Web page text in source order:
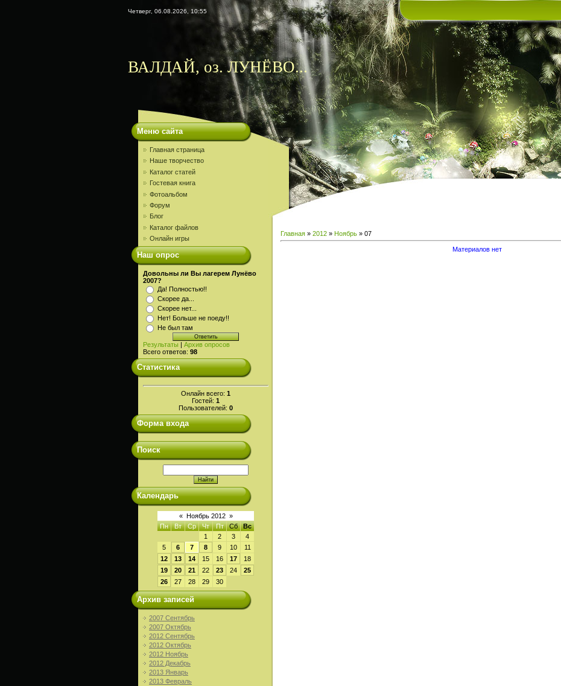
Четверг, 06.08.2026, 10:55
ВАЛДАЙ, оз. ЛУНЁВО...
Меню сайта
Главная страница
Наше творчество
Каталог статей
Гостевая книга
Фотоальбом
Форум
Блог
Каталог файлов
Онлайн игры
Наш опрос
Довольны ли Вы лагерем Лунёво
2007?
Да! Полностью!!
Скорее да...
Скорее нет...
Нет! Больше не поеду!!
Не был там
Результаты | Архив опросов
Всего ответов: 98
Статистика
Онлайн всего: 1
Гостей: 1
Пользователей: 0
Форма входа
Поиск
Календарь
« Ноябрь 2012 »
Пн
Вт Ср Чт Пт Сб
Вс
1
2 3
4
5
6 7 8 9 10
11
12
13 14 15 16 17
18
19
20 21 22 23 24
25
26
27 28 29 30
Архив записей
2007 Сентябрь
2007 Октябрь
2012 Сентябрь
2012 Октябрь
2012 Ноябрь
2012 Декабрь
2013 Январь
2013 Февраль
Главная » 2012 » Ноябрь » 07
Материалов нет